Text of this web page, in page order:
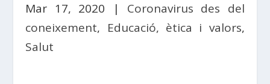
Mar 17, 2020 | Coronavirus des del
coneixement, Educació, ètica i valors,
Salut